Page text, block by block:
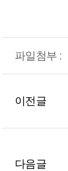
파일첨부 :
이전글
다음글